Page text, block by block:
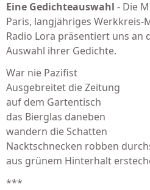
Eine Gedichteauswahl - Die
Paris, langjähriges
Radio Lora präsentiert uns an
Auswahl ihrer Gedichte.
War nie Pazifist
Ausgebreitet die Zeitung
auf dem Gartentisch
das Bierglas daneben
wandern die Schatten
Nacktschnecken robben
aus grünem Hinterhalt
***